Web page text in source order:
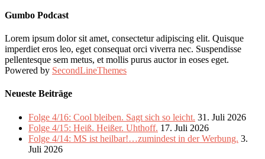
Gumbo Podcast
Lorem ipsum dolor sit amet, consectetur adipiscing elit. Quisque
imperdiet eros leo, eget consequat orci viverra nec. Suspendisse
pellentesque sem metus, et mollis purus auctor in eoses eget.
Powered by SecondLineThemes
Neueste Beiträge
Folge 4/16: Cool bleiben. Sagt sich so leicht. 31. Juli 2026
Folge 4/15: Heiß. Heißer. Uhthoff. 17. Juli 2026
Folge 4/14: MS ist heilbar!…zumindest in der Werbung. 3.
Juli 2026